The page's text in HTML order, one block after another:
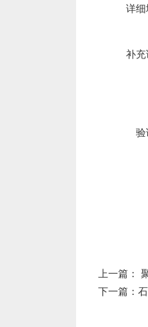
详细
补充
验
上一篇：
下一篇：